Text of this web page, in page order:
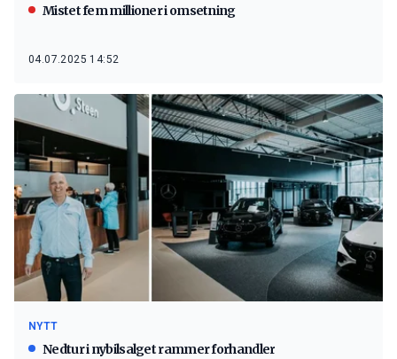
Mistet fem millioner i omsetning
04.07.2025 14:52
NYTT
Nedtur i nybilsalget rammer forhandler